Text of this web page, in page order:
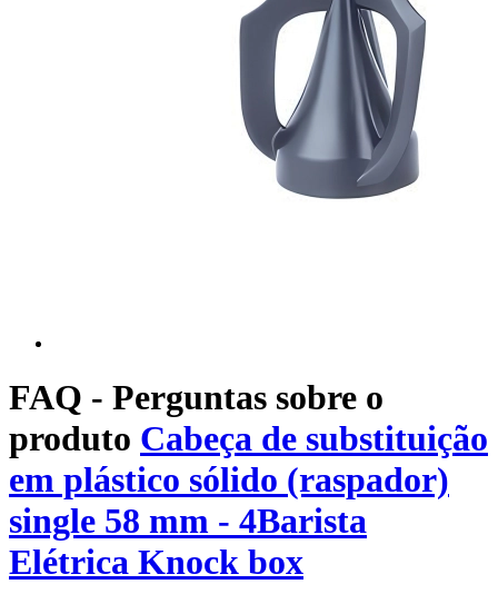
FAQ - Perguntas sobre o
produto Cabeça de substituição
em plástico sólido (raspador)
single 58 mm - 4Barista
Elétrica Knock box